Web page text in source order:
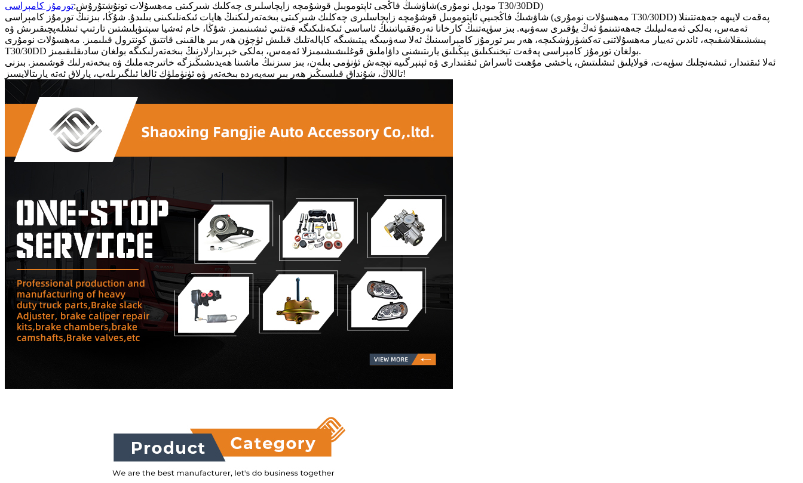
شاۋشىڭ فاڭجى ئاپتوموبىل قوشۇمچە زاپچاسلىرى چەكلىك شىركىتى مەھسۇلات تونۇشتۇرۇش:تورمۇز كامېراسى
(مودېل نومۇرى T30/30DD)
شاۋشىڭ فاڭجىيې ئاپتوموبىل قوشۇمچە زاپچاسلىرى چەكلىك شىركىتى بىخەتەرلىكنىڭ ھايات ئىكەنلىكىنى بىلىدۇ. شۇڭا، بىزنىڭ تورمۇز كامېراسى (مەھسۇلات نومۇرى T30/30DD) پەقەت لايىھە جەھەتتىنلا
ئەمەس، بەلكى ئەمەلىيلىك جەھەتتىنمۇ ئەڭ يۇقىرى سەۋىيە. بىز سۈپەتنىڭ كارخانا تەرەققىياتىنىڭ ئاساسى ئىكەنلىكىگە قەتئىي ئىشىنىمىز. شۇڭا، خام ئەشيا سېتىۋېلىشتىن تارتىپ ئىشلەپچىقىرىش ۋە
پىششىقلاشقىچە، ئاندىن تەييار مەھسۇلاتنى تەكشۈرۈشكىچە، ھەر بىر تورمۇز كامېراسىنىڭ ئەلا سەۋىيىگە يېتىشىگە كاپالەتلىك قىلىش ئۈچۈن ھەر بىر ھالقىنى قاتتىق كونترول قىلىمىز. مەھسۇلات نومۇرى
T30/30DD بولغان تورمۇز كامېراسى پەقەت تېخنىكىلىق يېڭىلىق يارىتىشنى داۋاملىق قوغلىشىشىمىزلا ئەمەس، بەلكى خېرىدارلارنىڭ بىخەتەرلىكىگە بولغان سادىقلىقىمىز.
ئەلا ئىقتىدار، ئىشەنچلىك سۈپەت، قولايلىق ئىشلىتىش، ياخشى مۇھىت ئاسراش ئىقتىدارى ۋە ئېنېرگىيە تېجەش ئۈنۈمى بىلەن، بىز سىزنىڭ ماشىنا ھەيدىشىڭىزگە خاتىرجەملىك ۋە بىخەتەرلىك قوشىمىز. بىزنى
تاللاڭ، شۇنداق قىلسىڭىز ھەر بىر سەپەردە بىخەتەر ۋە ئۈنۈملۈك ئالغا ئىلگىرىلەپ، پارلاق ئەتە يارىتالايسىز!